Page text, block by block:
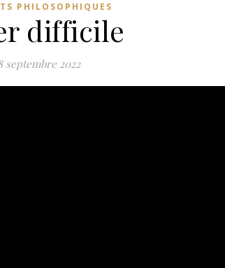
PHILOSOPHIQUES
difficile
septembre 2022